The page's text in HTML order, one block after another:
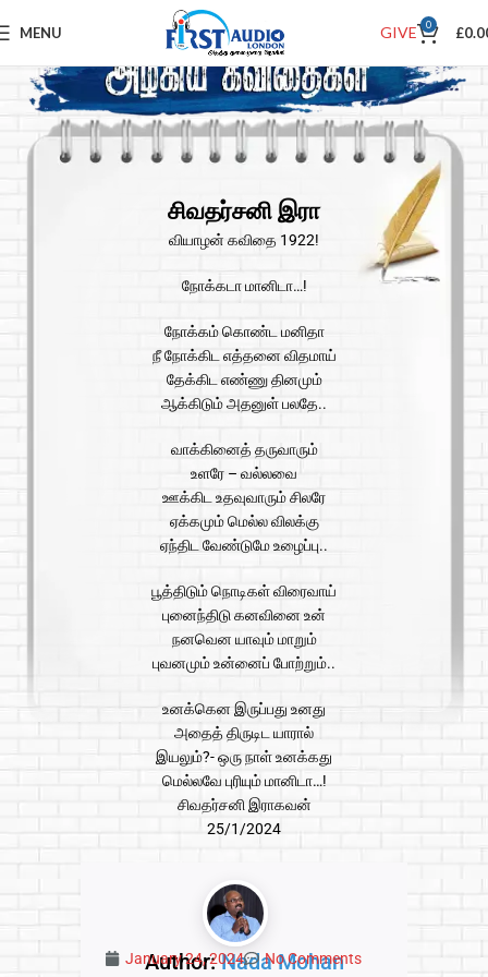
MENU GIVE 0 £
சிவதர்சனி இரா
வியாழன் கவிதை 1922!
நோக்கடா மானிடா…!
நோக்கம் கொண்ட மனிதா
நீ நோக்கிட எத்தனை விதமாய்
தேக்கிட எண்ணு தினமும்
ஆக்கிடும் அதனுள் பலதே..
வாக்கினைத் தருவாரும்
உளரே – வல்லவை
ஊக்கிட உதவுவாரும் சிலரே
ஏக்கமும் மெல்ல விலக்கு
ஏந்திட வேண்டுமே உழைப்பு..
பூத்திடும் நொடிகள் விரைவாய்
புனைந்திடு கனவினை உன்
நனவென யாவும் மாறும்
புவனமும் உன்னைப் போற்றும்..
உனக்கென இருப்பது உனது
அதைத் திருடிட யாரால்
இயலும்?- ஒரு நாள் உனக்கது
மெல்லவே புரியும் மானிடா…!
சிவதர்சனி இராகவன்
25/1/2024
Author:Nada Mohan
January 24, 2024 No Comments